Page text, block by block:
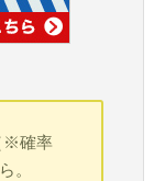
※確率
。